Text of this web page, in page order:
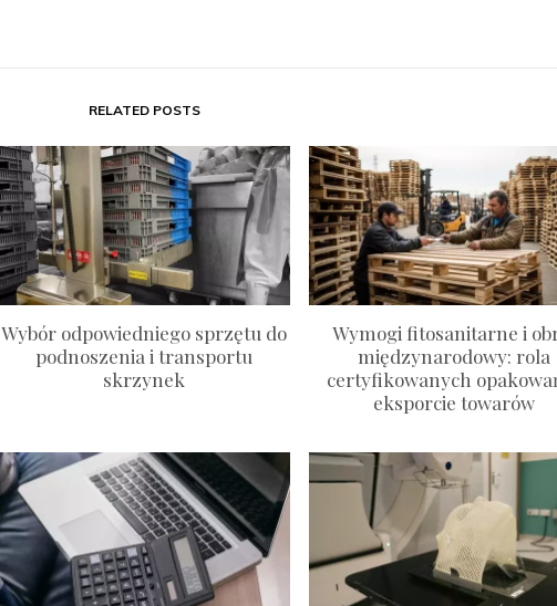
RELATED POSTS
Wybór odpowiedniego sprzętu do
podnoszenia i transportu
skrzynek
Wymogi fitosanitarne i
międzynarodowy: rola
certyfikowanych
eksporcie towarów